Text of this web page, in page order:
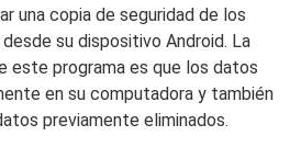
una copia de seguridad de los
su dispositivo Android. La
este programa es que los datos
en su computadora y también
previamente eliminados.